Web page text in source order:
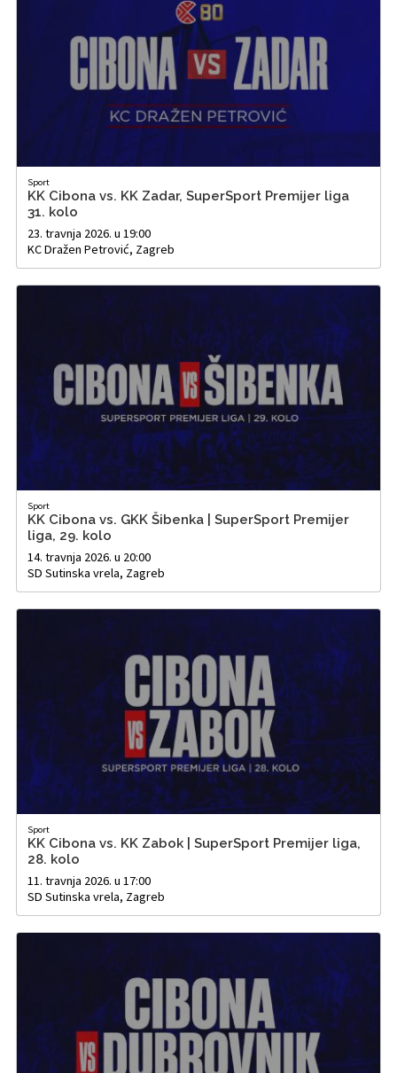
Sport
KK Cibona vs. KK Zadar, SuperSport Premijer liga
31. kolo
23. travnja 2026. u 19:00
KC Dražen Petrović, Zagreb
Sport
KK Cibona vs. GKK Šibenka | SuperSport Premijer
liga, 29. kolo
14. travnja 2026. u 20:00
SD Sutinska vrela, Zagreb
Sport
KK Cibona vs. KK Zabok | SuperSport Premijer liga,
28. kolo
11. travnja 2026. u 17:00
SD Sutinska vrela, Zagreb